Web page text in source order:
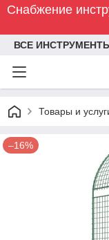
Снабжение
ВСЕ
Товары и
–16%